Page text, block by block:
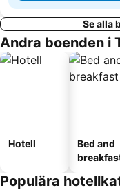
Se alla
Andra boenden i
Hotell
Bed and
Populära